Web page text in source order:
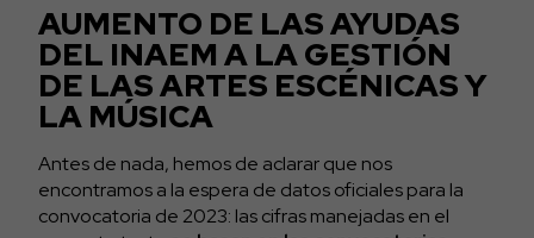
AUMENTO DE LAS AYUDAS
DEL INAEM A LA GESTIÓN
DE LAS ARTES ESCÉNICAS Y
LA MÚSICA
Antes de nada, hemos de aclarar que nos
encontramos a la espera de datos oficiales para la
convocatoria de 2023: las cifras manejadas en el